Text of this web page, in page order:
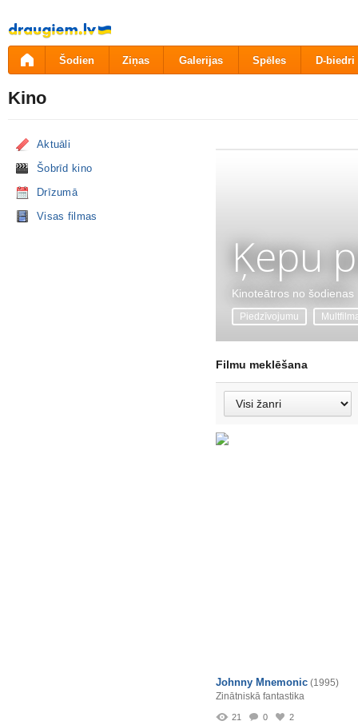
Pāriet
uz
saturu
Šodien Ziņas Galerijas Spēles D-biedri
Kino
Aktuāli
Šobrīd kino
Drīzumā
Visas filmas
Ķepu
Kinoteātros no šodienas
Piedzīvojumu
Filmu meklēšana
Johnny Mnemonic (1995)
Zinātniskā fantastika
21 0 2